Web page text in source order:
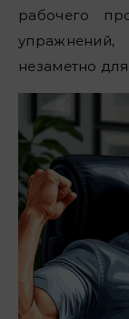
рабочего
незаметно